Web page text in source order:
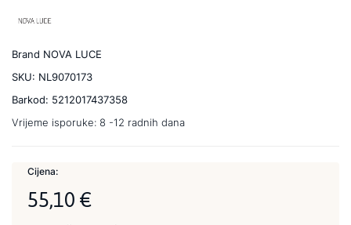
Brand NOVA LUCE
SKU: NL9070173
Barkod: 5212017437358
Vrijeme isporuke: 8 -12 radnih dana
Cijena:
55,10 €